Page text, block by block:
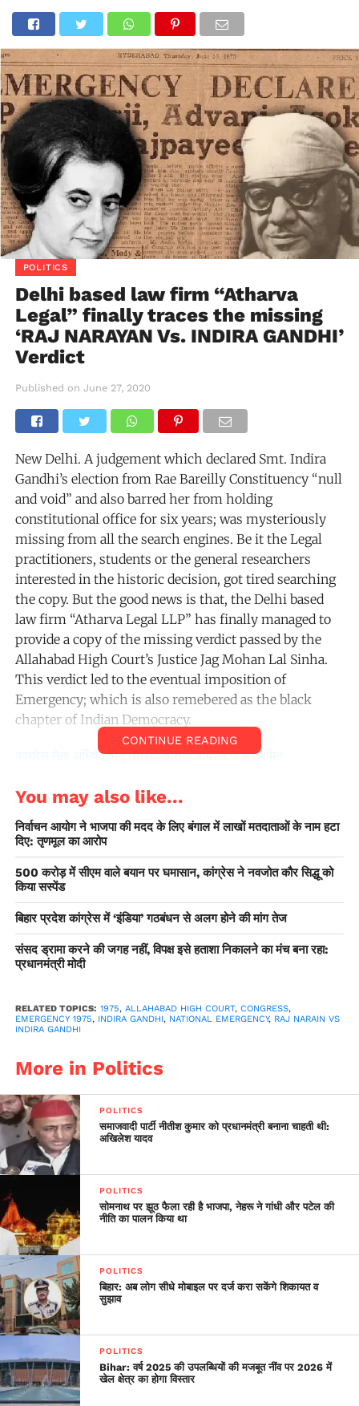
POLITICS
Delhi based law firm “Atharva
Legal” finally traces the missing
‘RAJ NARAYAN Vs. INDIRA GANDHI’
Verdict
Published on June 27, 2020
New Delhi. A judgement which declared Smt. Indira
Gandhi’s election from Rae Bareilly Constituency “null
and void” and also barred her from holding
constitutional office for six years; was mysteriously
missing from all the search engines. Be it the Legal
practitioners, students or the general researchers
interested in the historic decision, got tired searching
the copy. But the good news is that, the Delhi based
law firm “Atharva Legal LLP” has finally managed to
provide a copy of the missing verdict passed by the
Allahabad High Court’s Justice Jag Mohan Lal Sinha.
This verdict led to the eventual imposition of
Emergency; which is also remebered as the black
chapter of Indian Democracy.
कांग्रेस नेता अभिषेक मनु सिंघवी कोरोना वायरस से संक्रमित
45 years ago , Smt. Indira Gandhi on 25th June
imposed state of Internal Emergency using Art. 352.
laws, almost 7000 media personnels were put behind
The arbitrary and forceful supression of fundamental
rights were at its peak. It can be rightfully said that
she was “scorned” because of the judgement delivered
by Hon’ble Justice Jagmohan Lal Sinha of Allahabad
High Court on 12/06/1975 which declared her election
void for indulging in #corruption vide S. 123(7) of the
RP Act.
Now the the full copy can be read here on Rajneeti
Plus and thanks to “Atharva Legal LLP” for arranging
this important, historic and most searched judgement
for readers. Read full verdict- www.atharvalegal.com
CONTINUE READING
You may also like...
निर्वाचन आयोग ने भाजपा की मदद के लिए बंगाल में लाखों मतदाताओं के नाम हटा
दिए: तृणमूल का आरोप
500 करोड़ में सीएम वाले बयान पर घमासान, कांग्रेस ने नवजोत कौर सिद्धू को
किया सस्पेंड
बिहार प्रदेश कांग्रेस में ‘इंडिया’ गठबंधन से अलग होने की मांग तेज
संसद ड्रामा करने की जगह नहीं, विपक्ष इसे हताशा निकालने का मंच बना रहा:
प्रधानमंत्री मोदी
RELATED TOPICS: 1975, ALLAHABAD HIGH COURT, CONGRESS,
EMERGENCY 1975, INDIRA GANDHI, NATIONAL EMERGENCY, RAJ NARAIN VS
INDIRA GANDHI
More in Politics
POLITICS
समाजवादी पार्टी नीतीश कुमार को प्रधानमंत्री बनाना चाहती थी:
अखिलेश यादव
POLITICS
सोमनाथ पर झूठ फैला रही है भाजपा, नेहरू ने गांधी और पटेल की
नीति का पालन किया था
POLITICS
बिहार: अब लोग सीधे मोबाइल पर दर्ज करा सकेंगे शिकायत व
सुझाव
POLITICS
Bihar: वर्ष 2025 की उपलब्धियों की मजबूत नींव पर 2026 में
खेल क्षेत्र का होगा विस्तार